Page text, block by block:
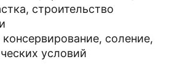
строительство
соление,
условий